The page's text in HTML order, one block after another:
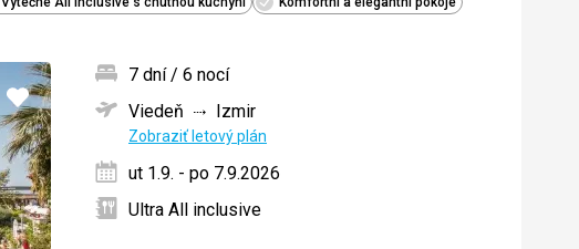
Pridať
do
obľúbených
7 dní / 6 nocí
Viedeň
Izmir
Zobraziť letový plán
ut 1.9. - po 7.9.2026
Ultra All inclusive